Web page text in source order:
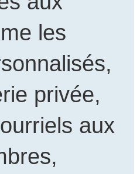
les
privée,
aux